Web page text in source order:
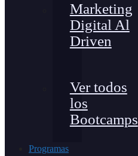
Marketing
Digital Al
Driven
Ver todos
los
Bootcamps
Programas